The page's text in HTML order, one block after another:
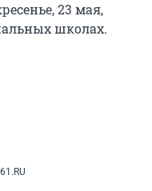
23 мая,
школах.